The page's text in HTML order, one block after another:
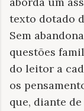
texto dotado
Sem
questões
do leitor a
os
que, diante